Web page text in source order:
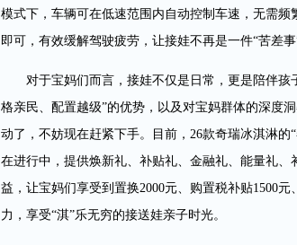
模式下，车辆可在低速范围内自动控制车速，无需
即可，有效缓解驾驶疲劳，让接娃不再是一件“苦差事
对于宝妈们而言，接娃不仅是日常，更是陪伴
格亲民、配置越级”的优势，以及对宝妈群体的深度
动了，不妨现在赶紧下手。目前，26款奇瑞冰淇淋的
在进行中，提供焕新礼、补贴礼、金融礼、能量礼
益，让宝妈们享受到置换2000元、购置税补贴1500
力，享受“淇”乐无穷的接送娃亲子时光。